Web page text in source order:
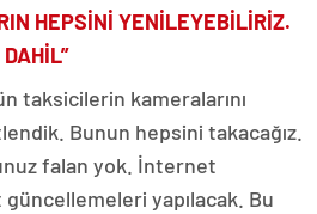
HEPSİNİ YENİLEYEBİLİRİZ.
taksicilerin kameralarını
Bunun hepsini takacağız.
falan yok. İnternet
yapılacak. Bu